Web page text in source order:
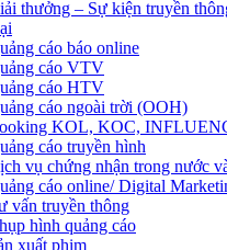
thưởng – Sự kiện truyền
cáo báo online
cáo VTV
cáo HTV
cáo ngoài trời (OOH)
KOL, KOC,
cáo truyền hình
vụ chứng nhận trong nước
cáo online/ Digital
vấn truyền thông
hình quảng cáo
xuất phim